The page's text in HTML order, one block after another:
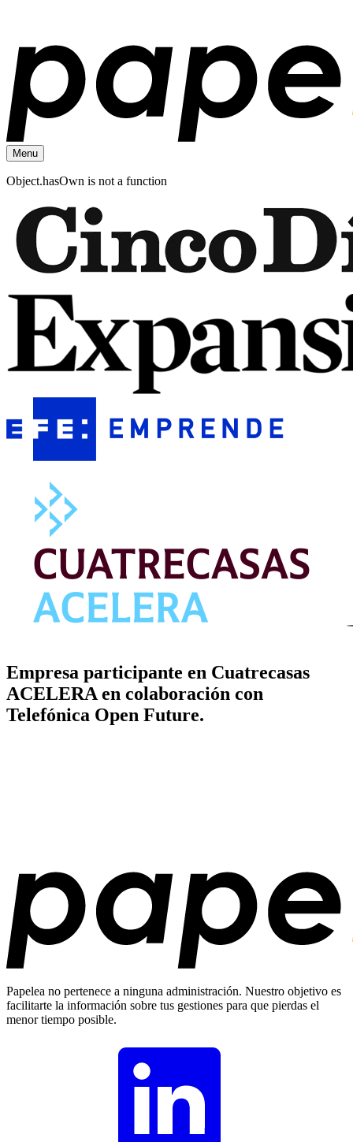
Menu
Object.hasOwn is not a function
Empresa participante en Cuatrecasas
ACELERA en colaboración con
Telefónica Open Future.
Papelea no pertenece a ninguna administración. Nuestro objetivo es
facilitarte la información sobre tus gestiones para que pierdas el
menor tiempo posible.